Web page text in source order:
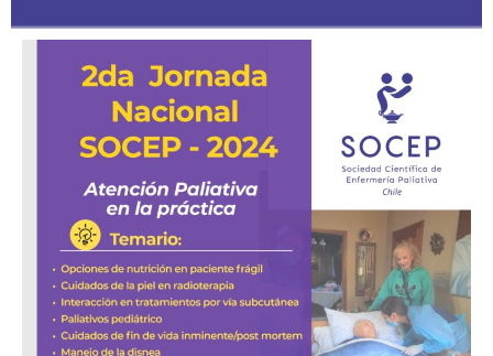
SOCEP
Jornada Nacional 2024